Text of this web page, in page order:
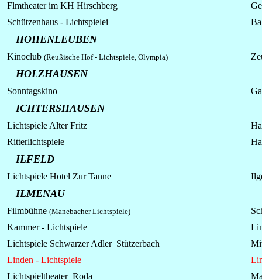
Flmtheater im KH Hirschberg
Schützenhaus - Lichtspielei
HOHENLEUBEN
Kinoclub (Reußische Hof - Lichtspiele, Olympia)
HOLZHAUSEN
Sonntagskino
ICHTERSHAUSEN
Lichtspiele Alter Fritz
Ritterlichtspiele
ILFELD
Lichtspiele Hotel Zur Tanne
ILMENAU
Filmbühne (Manebacher Lichtspiele)
Kammer - Lichtspiele
Lichtspiele Schwarzer Adler Stützerbach
Linden - Lichtspiele
Lichtspieltheater Roda